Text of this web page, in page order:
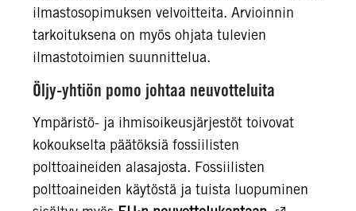
ilmastosopimuksen velvoitteita. Arvioinnin
tarkoituksena on myös ohjata tulevien
ilmastotoimien suunnittelua.
Öljy-yhtiön pomo johtaa neuvotteluita
Ympäristö- ja ihmisoikeusjärjestöt toivovat
kokoukselta päätöksiä fossiilisten
polttoaineiden alasajosta. Fossiilisten
polttoaineiden käytöstä ja tuista luopuminen